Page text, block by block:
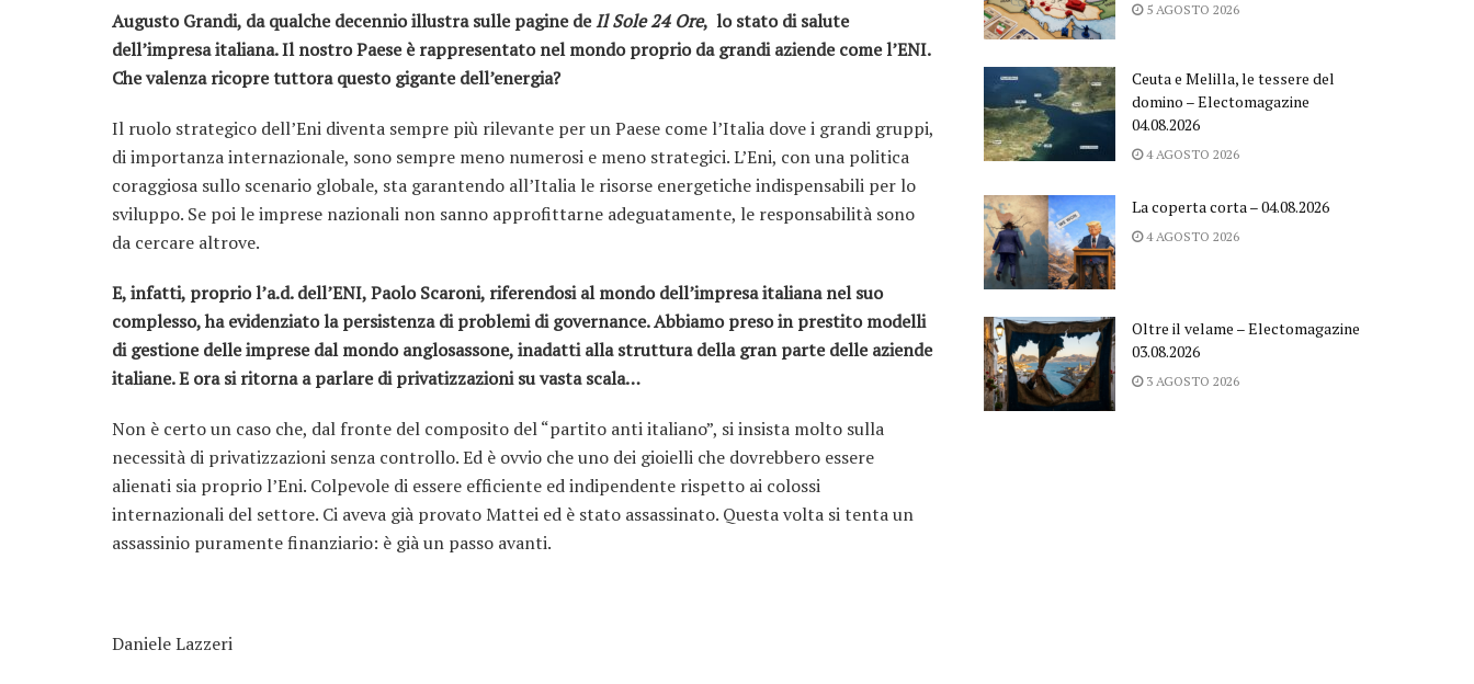
Augusto Grandi, da qualche decennio illustra sulle pagine deIl Sole 24 Ore, lo stato di salute
dell’impresa italiana. Il nostro Paese è rappresentato nel mondo proprio da grandi aziende come l’ENI.
Che valenza ricopre tuttora questo gigante dell’energia?
Il ruolo strategico dell’Eni diventa sempre più rilevante per un Paese come l’Italia dove i grandi gruppi,
di importanza internazionale, sono sempre meno numerosi e meno strategici. L’Eni, con una politica
coraggiosa sullo scenario globale, sta garantendo all’Italia le risorse energetiche indispensabili per lo
sviluppo. Se poi le imprese nazionali non sanno approfittarne adeguatamente, le responsabilità sono
da cercare altrove.
E, infatti, proprio l’a.d. dell’ENI, Paolo Scaroni, riferendosi al mondo dell’impresa italiana nel suo
complesso, ha evidenziato la persistenza di problemi di governance. Abbiamo preso in prestito modelli
di gestione delle imprese dal mondo anglosassone, inadatti alla struttura della gran parte delle aziende
italiane. E ora si ritorna a parlare di privatizzazioni su vasta scala…
Non è certo un caso che, dal fronte del composito del “partito anti italiano”, si insista molto sulla
necessità di privatizzazioni senza controllo. Ed è ovvio che uno dei gioielli che dovrebbero essere
alienati sia proprio l’Eni. Colpevole di essere efficiente ed indipendente rispetto ai colossi
internazionali del settore. Ci aveva già provato Mattei ed è stato assassinato. Questa volta si tenta un
assassinio puramente finanziario: è già un passo avanti.
Daniele Lazzeri
5 AGOSTO 2026
Ceuta e Melilla, le tessere del
domino – Electomagazine
04.08.2026
4 AGOSTO 2026
La coperta corta – 04.08.2026
4 AGOSTO 2026
Oltre il velame – Electomagazine
03.08.2026
3 AGOSTO 2026